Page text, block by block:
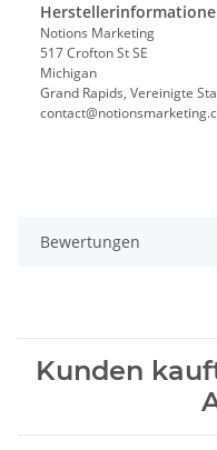
Notions Marketing
517 Crofton St SE
Michigan
Grand Rapids, Vereinigte
Bewertungen
Kunden